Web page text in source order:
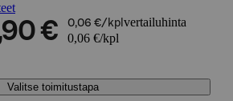
€ 0,06 €/kpl vertailuhinta
0,06 €/kpl
Valitse toimitustapa